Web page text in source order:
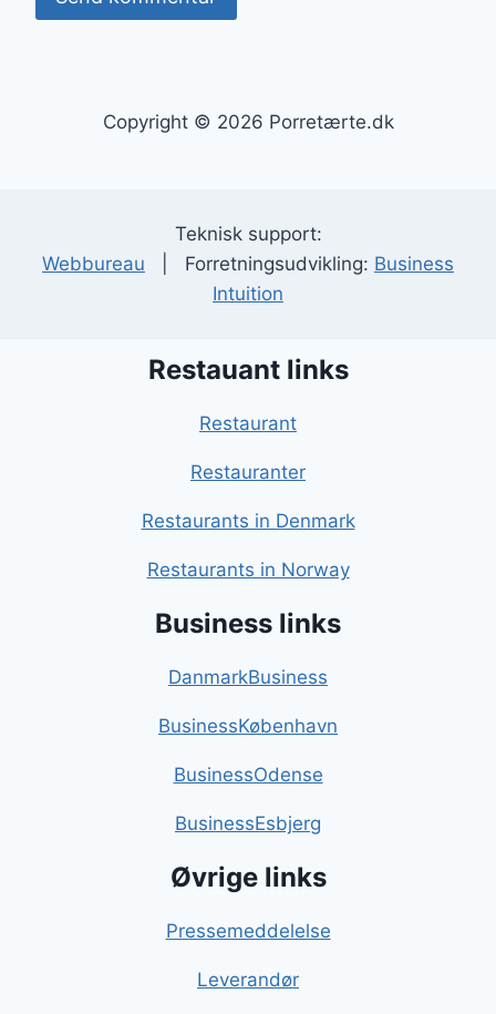
Copyright © 2026 Porretærte.dk
Teknisk support:
Webbureau | Forretningsudvikling: Business
Intuition
Restauant links
Restaurant
Restauranter
Restaurants in Denmark
Restaurants in Norway
Business links
DanmarkBusiness
BusinessKøbenhavn
BusinessOdense
BusinessEsbjerg
Øvrige links
Pressemeddelelse
Leverandør